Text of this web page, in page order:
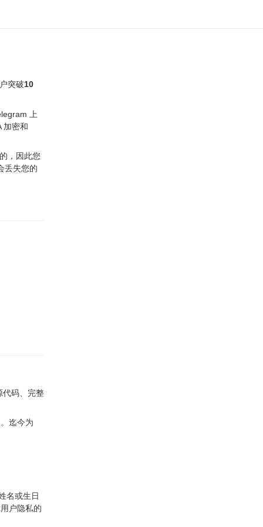
突破10
上
加密和
，因此您
丢失您的
代码、完整
迄今为
名或生日
户隐私的